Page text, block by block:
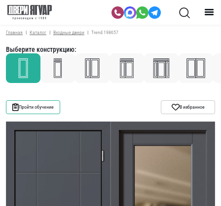
Главная Каталог Входные двери Trend 198657
Выберите конструкцию:
Пройти обучение В избранное